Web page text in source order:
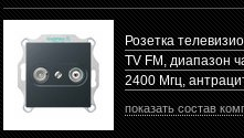
Розетка
TV FM, диапазон
2400 Mгц,
показать состав